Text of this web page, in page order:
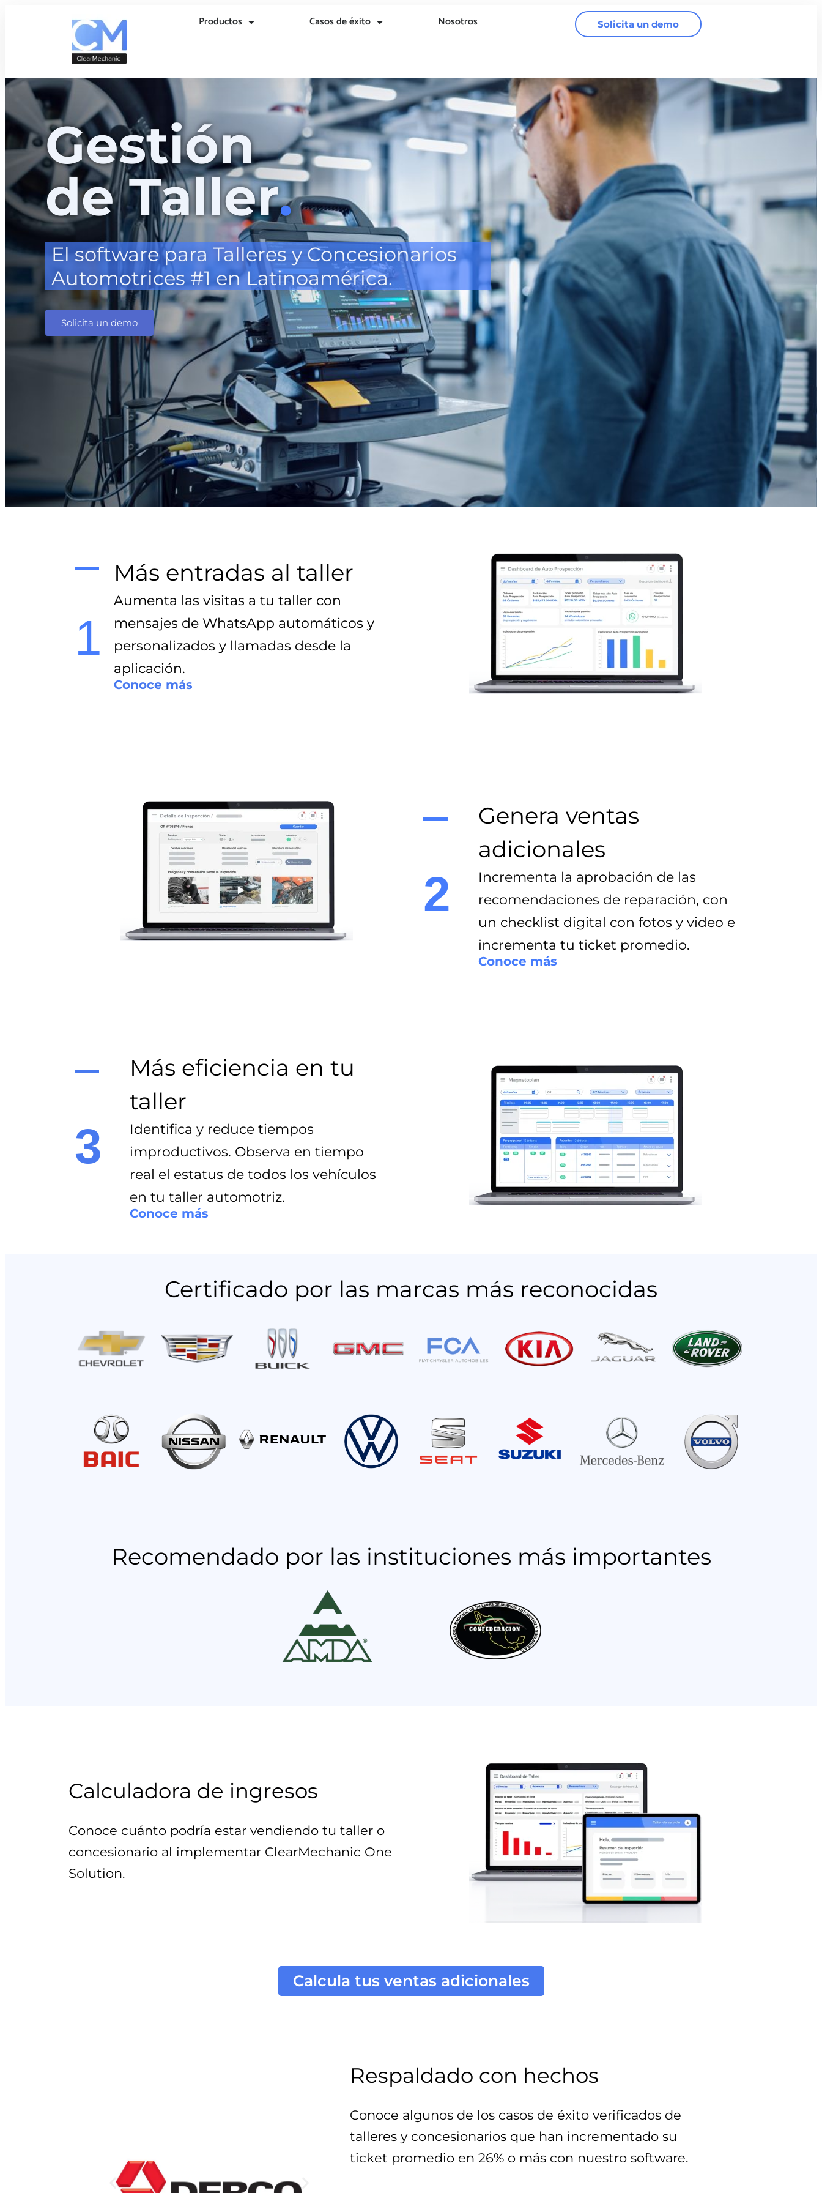
Productos Casos de éxito Nosotros Solicita un demo
Gestión
de Taller.
El software para Talleres y Concesionarios
Automotrices #1 en Latinoamérica.
Solicita un demo
1
Más entradas al taller
Aumenta las visitas a tu taller con
mensajes de WhatsApp automáticos y
personalizados y llamadas desde la
aplicación.
Conoce más
2
Genera ventas
adicionales
Incrementa la aprobación de las
recomendaciones de reparación, con
un checklist digital con fotos y video e
incrementa tu ticket promedio.
Conoce más
3
Más eficiencia en tu
taller
Identifica y reduce tiempos
improductivos. Observa en tiempo
real el estatus de todos los vehículos
en tu taller automotriz.
Conoce más
Certificado por las marcas más reconocidas
Recomendado por las instituciones más importantes
Calculadora de ingresos
Conoce cuánto podría estar vendiendo tu taller o
concesionario al implementar ClearMechanic One
Solution.
Calcula tus ventas adicionales
Respaldado con hechos
Conoce algunos de los casos de éxito verificados de
talleres y concesionarios que han incrementado su
ticket promedio en 26% o más con nuestro software.